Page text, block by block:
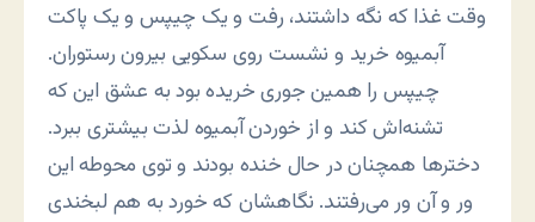
وقت غذا که نگه داشتند، رفت و یک چیپس و یک پاکت
آبمیوه خرید و نشست روی سکویی بیرون رستوران.
چیپس را همین جوری خریده بود به عشق این که
تشنه‌اش کند و از خوردن آبمیوه لذت بیشتری ببرد.
دخترها همچنان در حال خنده بودند و توی محوطه این
ور و آن ور می‌رفتند. نگاهشان که خورد به هم لبخندی